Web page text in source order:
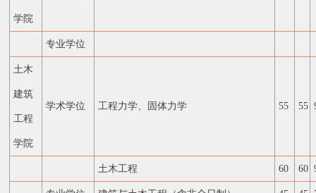
学院
专业学位
土木
建筑
工程
学院
学术学位 工程力学、固体力学 55 55
土木工程 60 60